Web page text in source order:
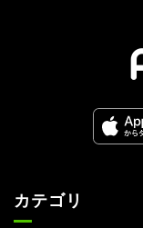
カテゴリ